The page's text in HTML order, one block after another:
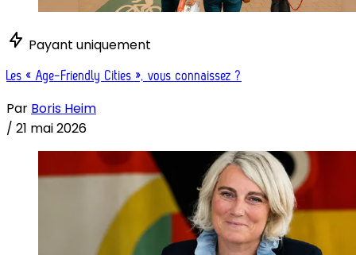
Payant uniquement
Les « Age-Friendly Cities », vous connaissez ?
Par Boris Heim
/ 21 mai 2026